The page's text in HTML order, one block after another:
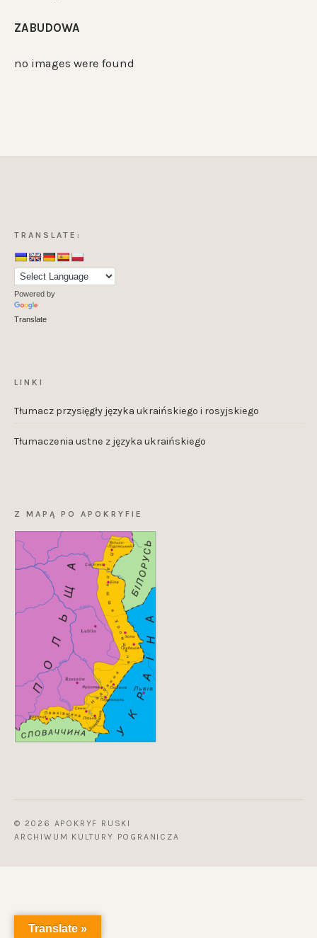
ZABUDOWA
no images were found
TRANSLATE:
Powered by
Translate
LINKI
Tłumacz przysięgły języka ukraińskiego i rosyjskiego
Tłumaczenia ustne z języka ukraińskiego
Z MAPĄ PO APOKRYFIE
© 2026 APOKRYF RUSKI
ARCHIWUM KULTURY POGRANICZA
Translate »